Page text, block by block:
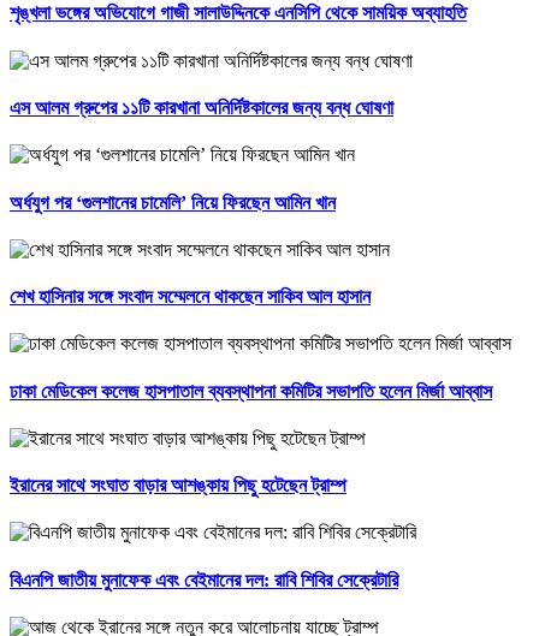
শৃঙ্খলা ভঙ্গের অভিযোগে গাজী সালাউদ্দিনকে এনসিপি থেকে সাময়িক অব্যাহতি
এস আলম গ্রুপের ১১টি কারখানা অনির্দিষ্টকালের জন্য বন্ধ ঘোষণা
অর্ধযুগ পর ‘গুলশানের চামেলি’ নিয়ে ফিরছেন আমিন খান
শেখ হাসিনার সঙ্গে সংবাদ সম্মেলনে থাকছেন সাকিব আল হাসান
ঢাকা মেডিকেল কলেজ হাসপাতাল ব্যবস্থাপনা কমিটির সভাপতি হলেন মির্জা আব্বাস
ইরানের সাথে সংঘাত বাড়ার আশঙ্কায় পিছু হটেছেন ট্রাম্প
বিএনপি জাতীয় মুনাফেক এবং বেইমানের দল: রাবি শিবির সেক্রেটারি